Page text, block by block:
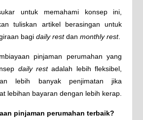
untuk memahami konsep ini,
tuliskan artikel berasingan untuk
bagi daily restdan monthly rest.
pinjaman perumahan yang
daily restadalah lebih fleksibel,
lebih banyak penjimatan jika
lebihan bayaran dengan lebih kerap.
pinjaman perumahan terbaik?